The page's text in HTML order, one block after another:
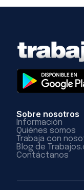
Sobre nosotros
Información
Quiénes somos
Trabaja con
Blog de
Contáctanos